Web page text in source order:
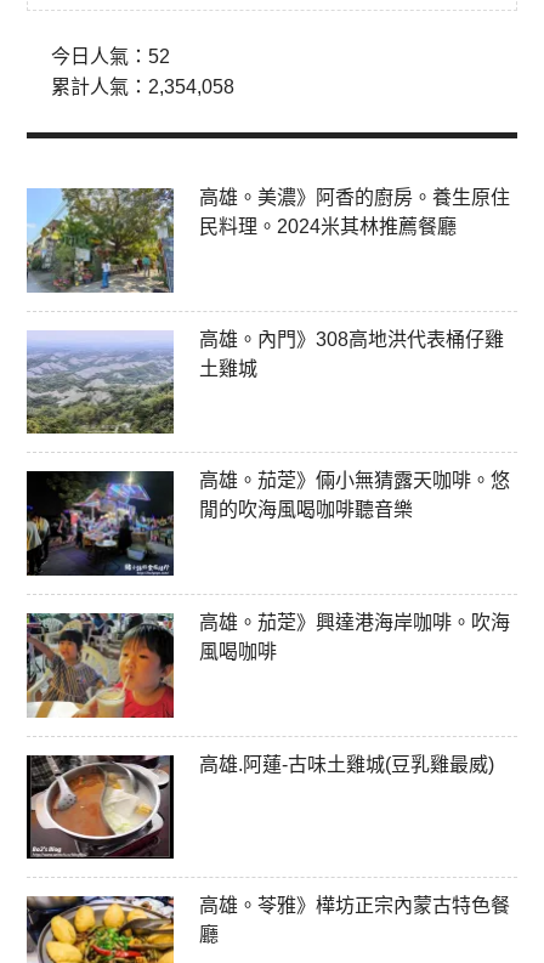
今日人氣：52
累計人氣： 2,354,058
高雄。美濃》阿香的廚房。養生原住
民料理。2024米其林推薦餐廳
高雄。內門》308高地洪代表桶仔雞
土雞城
高雄。茄萣》倆小無猜露天咖啡。悠
閒的吹海風喝咖啡聽音樂
高雄。茄萣》興達港海岸咖啡。吹海
風喝咖啡
高雄.阿蓮-古味土雞城(豆乳雞最威)
高雄。苓雅》樺坊正宗內蒙古特色餐
廳